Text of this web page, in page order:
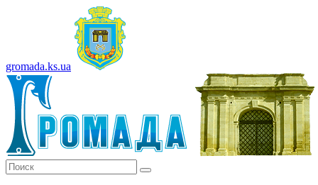
gromada.ks.ua